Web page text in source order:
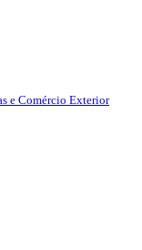
e Comércio Exterior